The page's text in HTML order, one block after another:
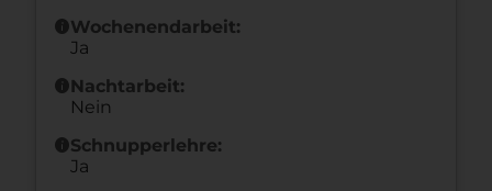
infoWochenendarbeit:
Ja
infoNachtarbeit:
Nein
infoSchnupperlehre:
Ja